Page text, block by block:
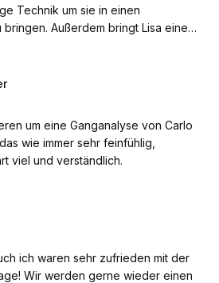
Technik um sie in einen
Außerdem bringt Lisa eine
kann sich einfach super zu allen
unser Gefühl - genießt die Massage
Anläufen endlich auch richtig
vorzubeugen bzw. Diese schnell
tätig sind und lange einen
haben möchten.
wir außerdem das Gefühl, dass sie
und können Lisa nur
um eine Ganganalyse von Carlo
wie immer sehr feinfühlig,
viel und verständlich.
ich waren sehr zufrieden mit der
Wir werden gerne wieder einen